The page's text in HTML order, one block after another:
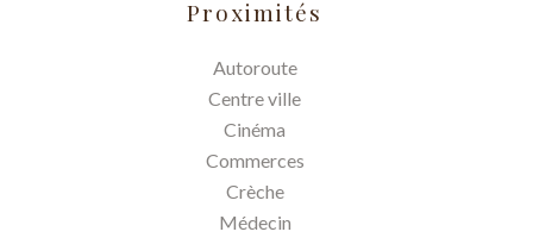
Proximités
Autoroute
Centre ville
Cinéma
Commerces
Crèche
Médecin